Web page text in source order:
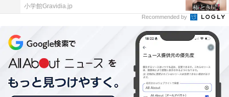
小学館Gravidia.jp
Recommended by